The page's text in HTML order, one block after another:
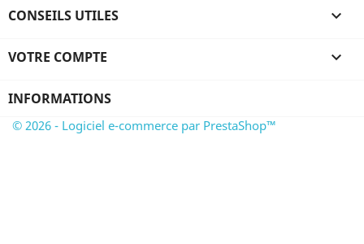
CONSEILS UTILES 
VOTRE COMPTE 
INFORMATIONS
© 2026 - Logiciel e-commerce par PrestaShop™